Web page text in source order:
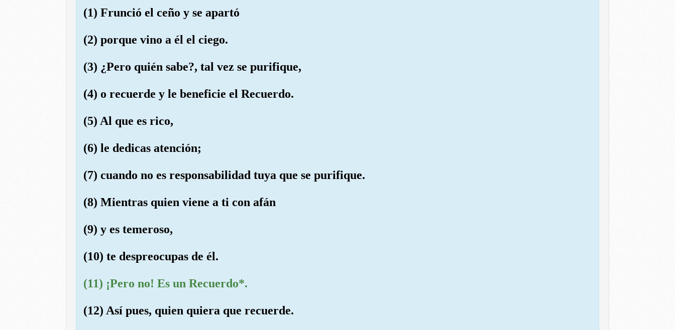
(1) Frunció el ceño y se apartó
(2) porque vino a él el ciego.
(3) ¿Pero quién sabe?, tal vez se purifique,
(4) o recuerde y le beneficie el Recuerdo.
(5) Al que es rico,
(6) le dedicas atención;
(7) cuando no es responsabilidad tuya que se purifique.
(8) Mientras quien viene a ti con afán
(9) y es temeroso,
(10) te despreocupas de él.
(11) ¡Pero no! Es un Recuerdo*.
(12) Así pues, quien quiera que recuerde.